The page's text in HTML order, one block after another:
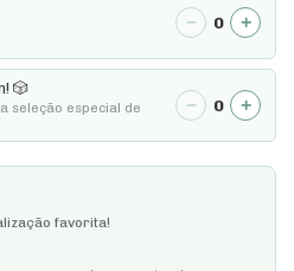
− 0 +
🎲
seleção especial de
− 0 +
favorita!